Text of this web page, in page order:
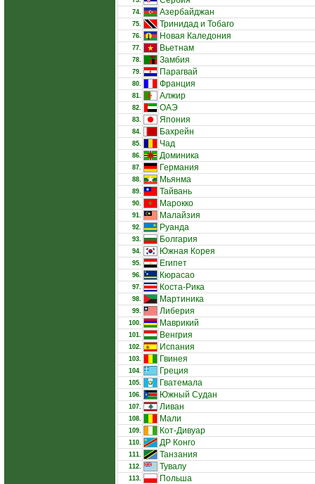
74. Азербайджан
75. Тринидад и Тобаго
76. Новая Каледония
77. Вьетнам
78. Замбия
79. Парагвай
80. Франция
81. Алжир
82. ОАЭ
83. Япония
84. Бахрейн
85. Чад
86. Доминика
87. Германия
88. Мьянма
89. Тайвань
90. Марокко
91. Малайзия
92. Руанда
93. Болгария
94. Южная Корея
95. Египет
96. Кюрасао
97. Коста-Рика
98. Мартиника
99. Либерия
100. Маврикий
101. Венгрия
102. Испания
103. Гвинея
104. Греция
105. Гватемала
106. Южный Судан
107. Ливан
108. Мали
109. Кот-Дивуар
110. ДР Конго
111. Танзания
112. Тувалу
113. Польша